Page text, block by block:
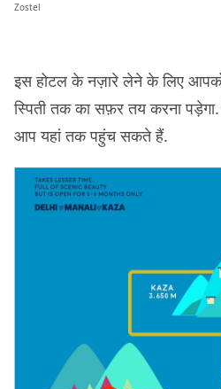
Zostel
इस होटल के नज़ारे लेने के लिए
स्पिती तक का सफ़र तय करना
आप यहां तक पहुंच सकते हैं.